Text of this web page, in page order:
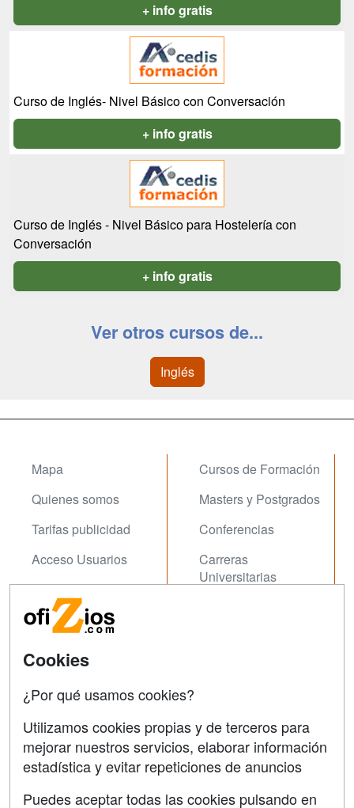
+ info gratis
Curso de Inglés- Nivel Básico con Conversación
+ info gratis
Curso de Inglés - Nivel Básico para Hostelería con
Conversación
+ info gratis
Ver otros cursos de...
Inglés
Mapa
Quienes somos
Tarifas publicidad
Acceso Usuarios
Acceso Centros
Cursos de Formación
Masters y Postgrados
Conferencias
Carreras
Universitarias
Contactar
Copyleft
Cookies
¿Por qué usamos cookies?
Utilizamos cookies propias y de terceros para
mejorar nuestros servicios, elaborar información
estadística y evitar repeticiones de anuncios
Puedes aceptar todas las cookies pulsando en